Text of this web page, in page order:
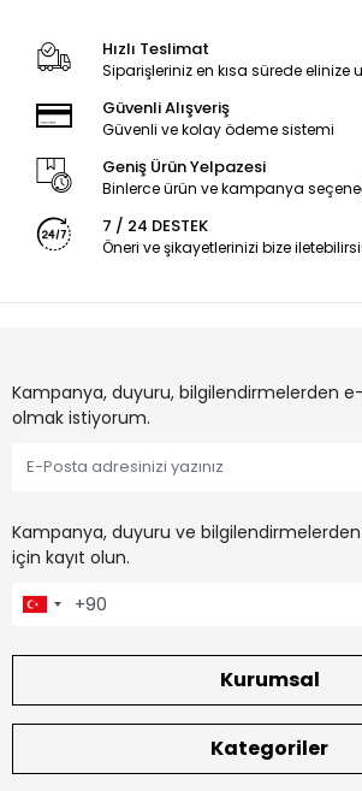
Hızlı Teslimat
Siparişleriniz en kısa sürede elinize
Güvenli Alışveriş
Güvenli ve kolay ödeme sistemi
Geniş Ürün Yelpazesi
Binlerce ürün ve kampanya
7 / 24 DESTEK
Öneri ve şikayetlerinizi bize
Kampanya, duyuru, bilgilendirmelerden
olmak istiyorum.
Kampanya, duyuru ve
için kayıt olun.
Kurumsal
Kategoriler